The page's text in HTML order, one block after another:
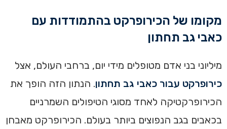
מקומו של הכירופרקט בהתמודדות עם
כאבי גב תחתון
מיליוני בני אדם מטופלים מידי יום, ברחבי העולם, אצל
כירופרקט עבור כאבי גב תחתון. הנתון הזה הופך את
הכירופרקטיקה לאחד מסוגי הטיפולים השמרניים
בכאבים בגב הנפוצים ביותר בעולם. הכירופרקט מאבחן